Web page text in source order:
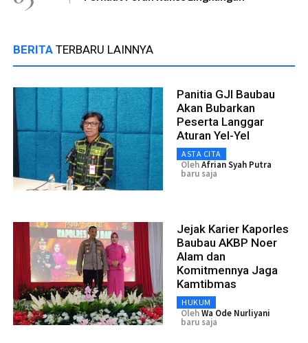
BERITA TERBARU LAINNYA
Panitia GJI Baubau
Akan Bubarkan
Peserta Langgar
Aturan Yel-Yel
ASTA CITA
OlehAfrian Syah Putra
baru saja
Jejak Karier Kaporles
Baubau AKBP Noer
Alam dan
Komitmennya Jaga
Kamtibmas
HUKUM
OlehWa Ode Nurliyani
baru saja